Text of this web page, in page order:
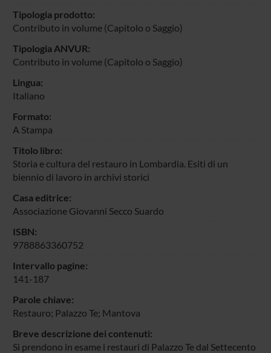
Tipologia prodotto:
Contributo in volume (Capitolo o Saggio)
Tipologia ANVUR:
Contributo in volume (Capitolo o Saggio)
Lingua:
Italiano
Formato:
A Stampa
Titolo libro:
Storia e cultura del restauro in Lombardia. Esiti di un
biennio di lavoro in archivi storici
Casa editrice:
Associazione Giovanni Secco Suardo
ISBN:
9788863360752
Intervallo pagine:
141-187
Parole chiave:
Restauro; Palazzo Te; Mantova
Breve descrizione dei contenuti:
Si prendono in esame i restauri di Palazzo Te dal Settecento